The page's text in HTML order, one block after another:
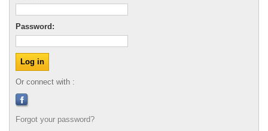
Password:
Or connect with :
Forgot your password?